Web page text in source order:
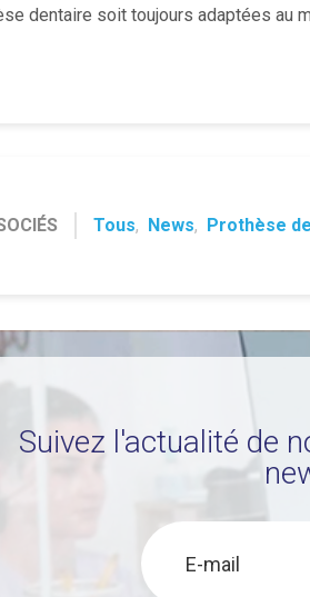
dentaire soit toujours adaptées au
Tous, News, Prothèse
Suivez l'actualité de